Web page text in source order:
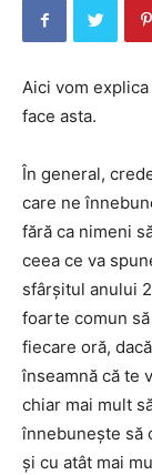
Aici vom
face asta.
În general,
care ne
fără ca nimeni
ceea ce va
sfârșitul anului
foarte comun
fiecare oră,
înseamnă că te
chiar mai mult
înnebunește să
și cu atât mai